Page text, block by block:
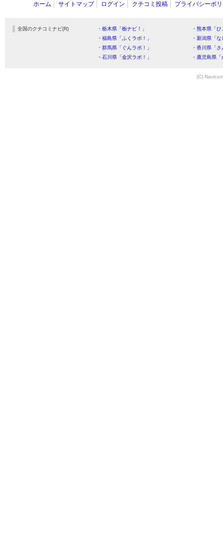
ホーム サイトマップ ログイン クチコミ投稿 プライバシーポ
全国のクチコミナビ(R) ・栃木県「栃ナビ！」
・熊本県「
・福島県「ふくラボ！」
・新潟県「
・群馬県「ぐんラボ！」
・香川県「
・石川県「金沢ラボ！」
・鹿児島県
(C)